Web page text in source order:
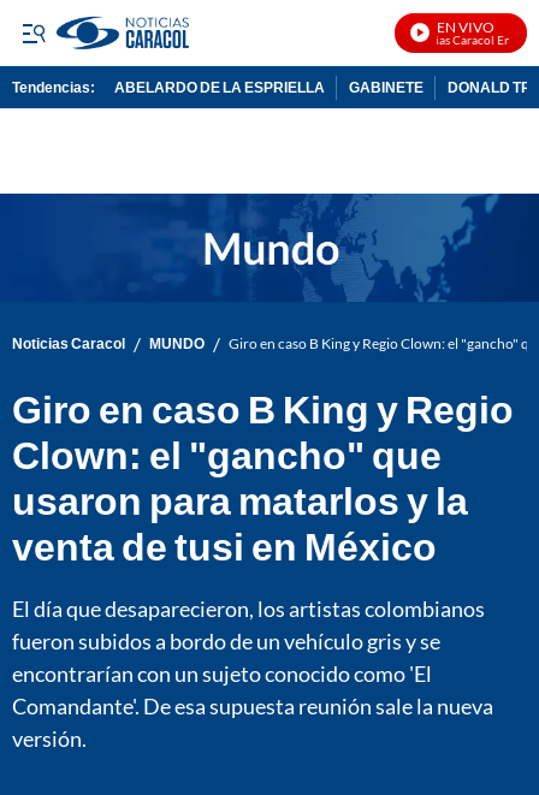
EN VIVO
Noticias Caracol En Vivo
Tendencias: ABELARDO DE LA ESPRIELLA GABINETE DONALD
Noticias Caracol / MUNDO / Giro en caso B King y Regio Clown: el "gancho"
Giro en caso B King y Regio
Clown: el "gancho" que
usaron para matarlos y la
venta de tusi en México
El día que desaparecieron, los artistas colombianos
fueron subidos a bordo de un vehículo gris y se
encontrarían con un sujeto conocido como 'El
Comandante'. De esa supuesta reunión sale la nueva
versión.